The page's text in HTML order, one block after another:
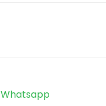
Whatsapp